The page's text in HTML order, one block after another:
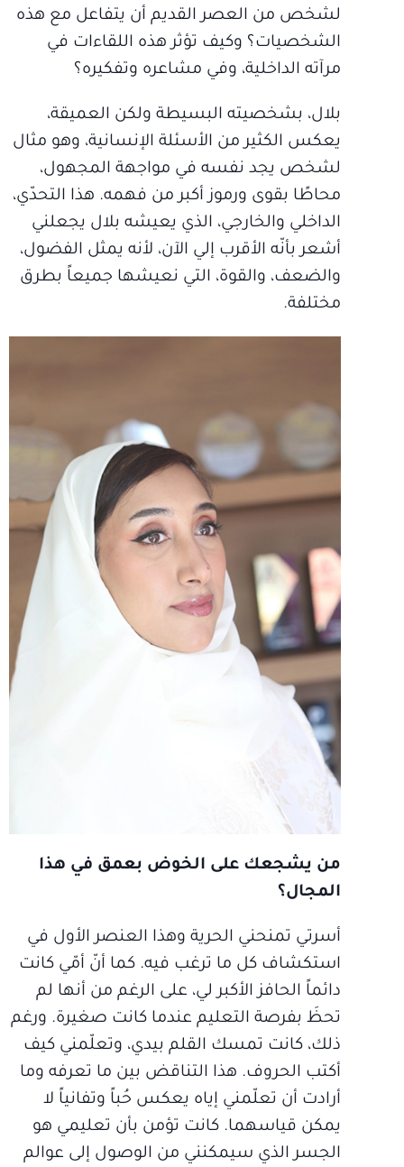
لشخص من العصر القديم أن يتفاعل مع هذه
الشخصيات؟ وكيف تؤثر هذه اللقاءات في
مرآته الداخلية، وفي مشاعره وتفكيره؟
بلال، بشخصيته البسيطة ولكن العميقة،
يعكس الكثير من الأسئلة الإنسانية، وهو مثال
لشخص يجد نفسه في مواجهة المجهول،
محاطًا بقوى ورموز أكبر من فهمه. هذا التحدّي،
الداخلي والخارجي، الذي يعيشه بلال يجعلني
أشعر بأنّه الأقرب إلي الآن، لأنه يمثل الفضول،
والضعف، والقوة، التي نعيشها جميعاً بطرق
مختلفة.
من يشجعك على الخوض بعمق في هذا
المجال؟
أسرتي تمنحني الحرية وهذا العنصر الأول في
استكشاف كل ما ترغب فيه. كما أنّ أمّي كانت
دائماً الحافز الأكبر لي، على الرغم من أنها لم
تحظَ بفرصة التعليم عندما كانت صغيرة. ورغم
ذلك، كانت تمسك القلم بيدي، وتعلّمني كيف
أكتب الحروف. هذا التناقض بين ما تعرفه وما
أرادت أن تعلّمني إياه يعكس حُباً وتفانياً لا
يمكن قياسهما. كانت تؤمن بأن تعليمي هو
الجسر الذي سيمكنني من الوصول إلى عوالم